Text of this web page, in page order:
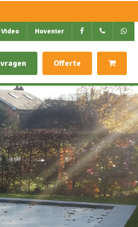
Video Hovenier
Offerte